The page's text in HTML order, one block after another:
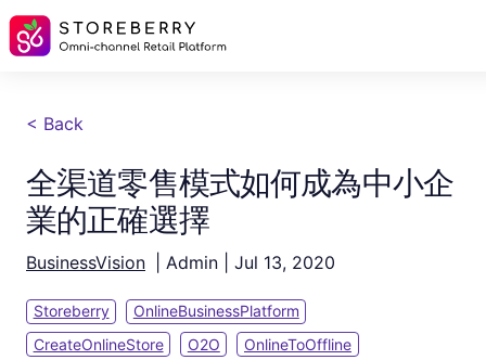
< Back
全渠道零售模式如何成為中小企
業的正確選擇
BusinessVision Admin Jul 13, 2020
Storeberry
OnlineBusinessPlatform
CreateOnlineStore
O2O
OnlineToOffline